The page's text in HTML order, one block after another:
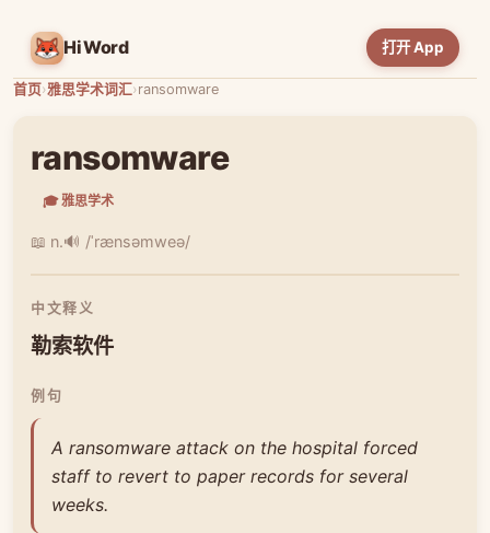
HiWord 打开 App
首页›雅思学术词汇›ransomware
ransomware
🎓 雅思学术
📖 n.🔊 /ˈrænsəmweə/
中文释义
勒索软件
例句
A ransomware attack on the hospital forced
staff to revert to paper records for several
weeks.